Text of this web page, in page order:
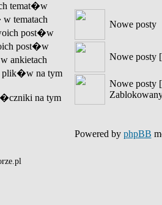
temat�w
tematach
post�w
post�w
ankietach
na tym
na tym
Nowe posty
Nowe posty
Nowe posty [
Powered by phpBB